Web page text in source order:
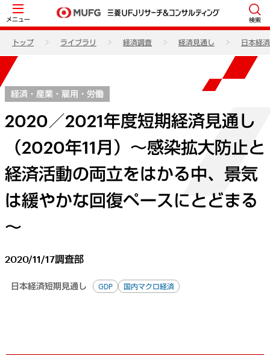
メニュー 検索
トップ ライブラリ 経済調査 経済見通し 日本経
経済・産業・雇用・労働
2020／2021年度短期経済見通し
（2020年11月）～感染拡大防止と
経済活動の両立をはかる中、景気
は緩やかな回復ペースにとどまる
～
2020/11/17調査部
日本経済短期見通し GDP 国内マクロ経済